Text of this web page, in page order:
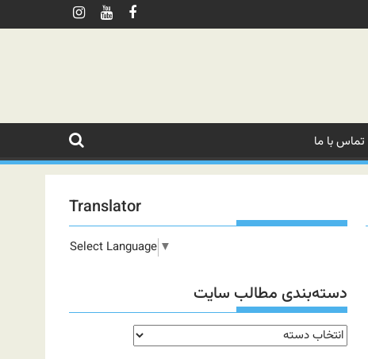
تماس با ما
Translator
Select Language ▼
دسته‌بندی مطالب سایت
دسته‌بندی
مطالب